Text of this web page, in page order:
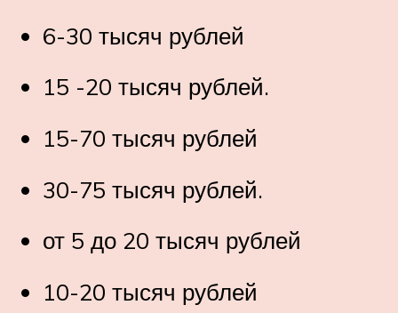
6-30 тысяч рублей
15 -20 тысяч рублей.
15-70 тысяч рублей
30-75 тысяч рублей.
от 5 до 20 тысяч рублей
10-20 тысяч рублей